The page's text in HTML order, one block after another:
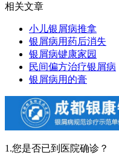
相关文章
小儿银屑病推拿
银屑病用药后消失
银屑病键康家园
民间偏方治疗银屑病
银屑病用的膏
1.您是否已到医院确诊？